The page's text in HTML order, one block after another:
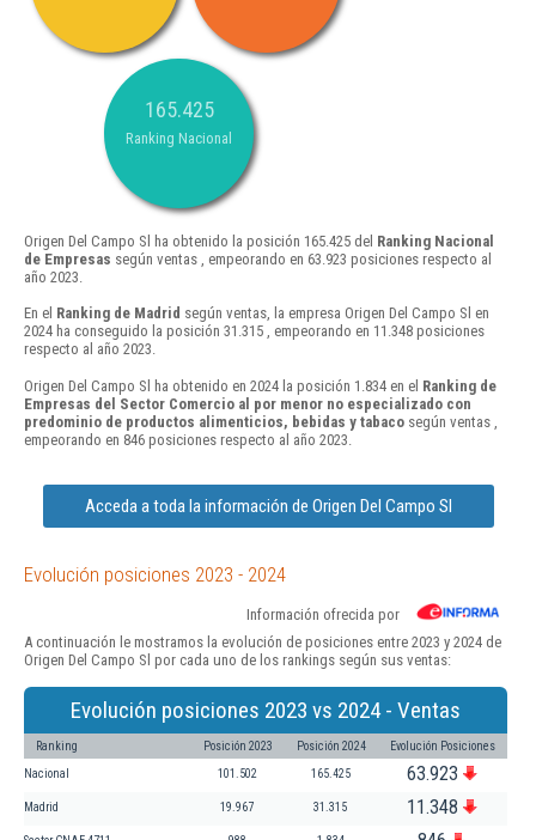
165.425
Ranking Nacional
Origen Del Campo Sl ha obtenido la posición 165.425 del Ranking Nacional
de Empresas según ventas , empeorando en 63.923 posiciones respecto al
año 2023.
En el Ranking de Madrid según ventas, la empresa Origen Del Campo Sl en
2024 ha conseguido la posición 31.315 , empeorando en 11.348 posiciones
respecto al año 2023.
Origen Del Campo Sl ha obtenido en 2024 la posición 1.834 en el Ranking de
Empresas del Sector Comercio al por menor no especializado con
predominio de productos alimenticios, bebidas y tabaco según ventas ,
empeorando en 846 posiciones respecto al año 2023.
Acceda a toda la información de Origen Del Campo Sl
Evolución posiciones 2023 - 2024
Información ofrecida por
A continuación le mostramos la evolución de posiciones entre 2023 y 2024 de
Origen Del Campo Sl por cada uno de los rankings según sus ventas:
Evolución posiciones 2023 vs 2024 - Ventas
Ranking Posición 2023 Posición 2024 Evolución Posiciones
Nacional 101.502 165.425 63.923
Madrid 19.967 31.315 11.348